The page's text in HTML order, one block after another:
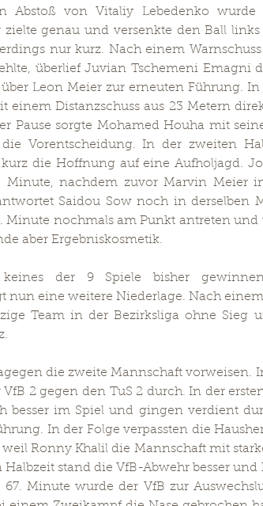
Abstoß von Vitaliy Lebedenko
zielte genau und versenkte den Ball
nur kurz. Nach einem
überlief Juvian Tschemeni Emagni
Leon Meier zur erneuten Führung. In
einem Distanzschuss aus 23 Metern
Pause sorgte Mohamed Houha mit
Vorentscheidung. In der zweiten
kurz die Hoffnung auf eine Aufholjagd.
Minute, nachdem zuvor Marvin Meier
Saidou Sow noch in derselben
Minute nochmals am Punkt antreten und
aber Ergebniskosmetik.
der 9 Spiele bisher
nun eine weitere Niederlage. Nach
Team in der Bezirksliga ohne Sieg
die zweite Mannschaft vorweisen.
VfB 2 gegen den TuS 2 durch. In der
besser im Spiel und gingen verdient
In der Folge verpassten die
Ronny Khalil die Mannschaft mit
stand die VfB-Abwehr besser
Minute wurde der VfB zur